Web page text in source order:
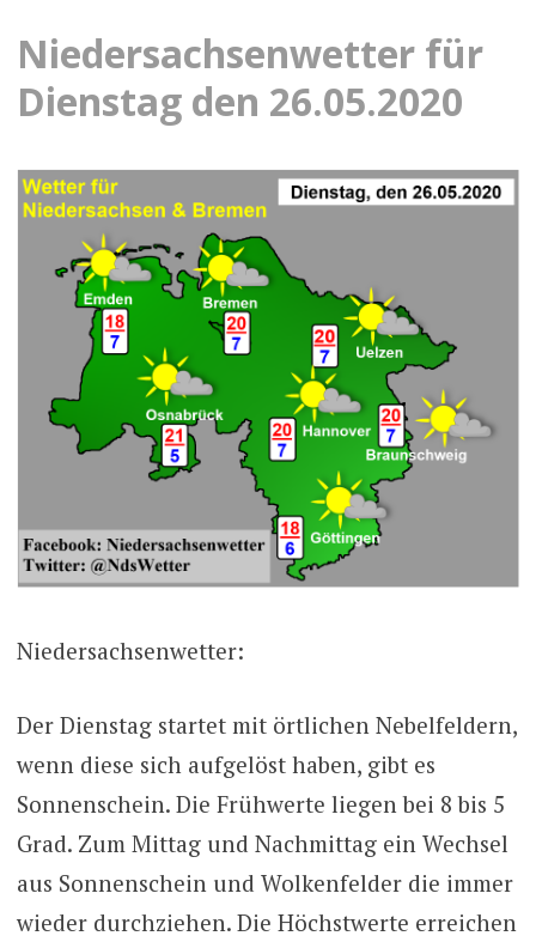
Niedersachsenwetter für
Dienstag den 26.05.2020
Niedersachsenwetter:
Der Dienstag startet mit örtlichen Nebelfeldern,
wenn diese sich aufgelöst haben, gibt es
Sonnenschein. Die Frühwerte liegen bei 8 bis 5
Grad. Zum Mittag und Nachmittag ein Wechsel
aus Sonnenschein und Wolkenfelder die immer
wieder durchziehen. Die Höchstwerte erreichen